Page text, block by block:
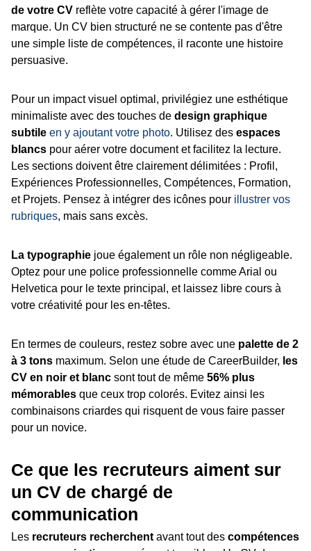
de votre CV reflète votre capacité à gérer l'image de
marque. Un CV bien structuré ne se contente pas d'être
une simple liste de compétences, il raconte une histoire
persuasive.
Pour un impact visuel optimal, privilégiez une esthétique
minimaliste avec des touches de design graphique
subtile en y ajoutant votre photo. Utilisez des espaces
blancs pour aérer votre document et facilitez la lecture.
Les sections doivent être clairement délimitées : Profil,
Expériences Professionnelles, Compétences, Formation,
et Projets. Pensez à intégrer des icônes pour illustrer vos
rubriques, mais sans excès.
La typographie joue également un rôle non négligeable.
Optez pour une police professionnelle comme Arial ou
Helvetica pour le texte principal, et laissez libre cours à
votre créativité pour les en-têtes.
En termes de couleurs, restez sobre avec une palette de 2
à 3 tons maximum. Selon une étude de CareerBuilder, les
CV en noir et blanc sont tout de même 56% plus
mémorables que ceux trop colorés. Evitez ainsi les
combinaisons criardes qui risquent de vous faire passer
pour un novice.
Ce que les recruteurs aiment sur
un CV de chargé de
communication
Les recruteurs recherchent avant tout des compétences